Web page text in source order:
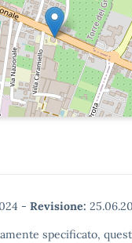
- Revisione:
specificato,